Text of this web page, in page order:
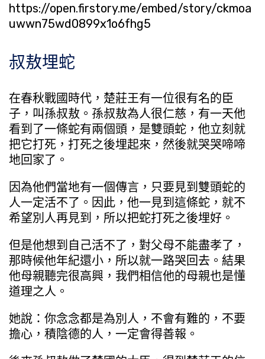
https://open.firstory.me/embed/story/ckmoa
uwwn75wd0899x1o6fhg5
叔敖埋蛇
在春秋戰國時代，楚莊王有一位很有名的臣
子，叫孫叔敖。孫叔敖為人很仁慈，有一天他
看到了一條蛇有兩個頭，是雙頭蛇，他立刻就
把它打死，打死之後埋起來，然後就哭哭啼啼
地回家了。
因為他們當地有一個傳言，只要見到雙頭蛇的
人一定活不了。因此，他一見到這條蛇，就不
希望別人再見到，所以把蛇打死之後埋好。
但是他想到自己活不了，對父母不能盡孝了，
那時候他年紀還小，所以就一路哭回去。結果
他母親聽完很高興，我們相信他的母親也是懂
道理之人。
她說：你念念都是為別人，不會有難的，不要
擔心，積陰德的人，一定會得善報。